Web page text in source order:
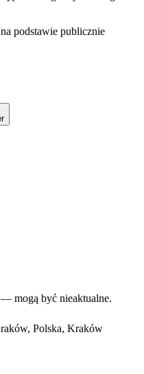
podstawie publicznie
mogą być nieaktualne.
Polska, Kraków